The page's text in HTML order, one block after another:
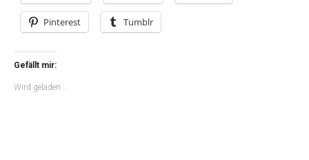
Pinterest Tumblr
Gefällt mir:
Wird geladen …